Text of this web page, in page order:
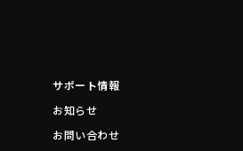
サポート情報
お知らせ
お問い合わせ